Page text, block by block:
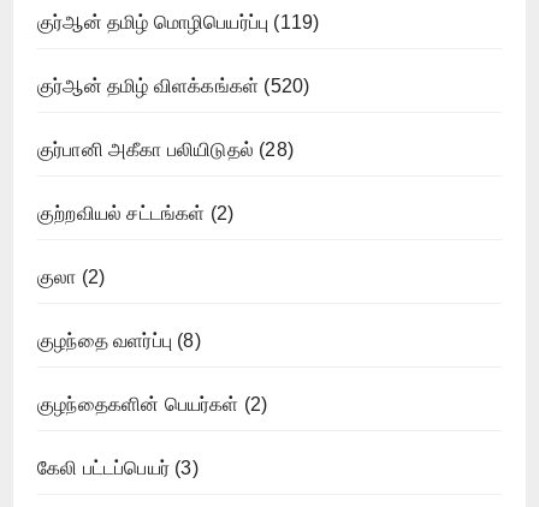
குர்ஆன் தமிழ் மொழிபெயர்ப்பு (119)
குர்ஆன் தமிழ் விளக்கங்கள் (520)
குர்பானி அகீகா பலியிடுதல் (28)
குற்றவியல் சட்டங்கள் (2)
குலா (2)
குழந்தை வளர்ப்பு (8)
குழந்தைகளின் பெயர்கள் (2)
கேலி பட்டப்பெயர் (3)